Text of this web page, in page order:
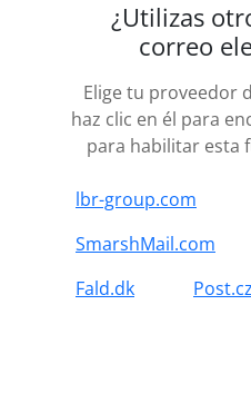
¿Utilizas
correo
Elige tu proveedor
haz clic en él para
para habilitar esta
lbr-group.com
SmarshMail.com
Fald.dk
Post.cz